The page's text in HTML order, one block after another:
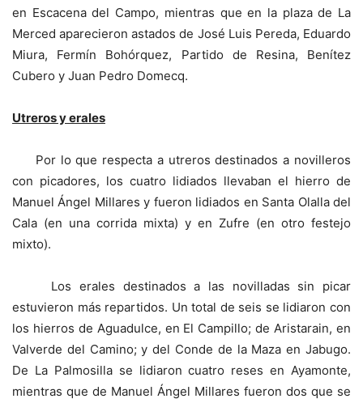
en Escacena del Campo, mientras que en la plaza de La
Merced aparecieron astados de José Luis Pereda, Eduardo
Miura, Fermín Bohórquez, Partido de Resina, Benítez
Cubero y Juan Pedro Domecq.
Utreros y erales
Por lo que respecta a utreros destinados a novilleros
con picadores, los cuatro lidiados llevaban el hierro de
Manuel Ángel Millares y fueron lidiados en Santa Olalla del
Cala (en una corrida mixta) y en Zufre (en otro festejo
mixto).
Los erales destinados a las novilladas sin picar
estuvieron más repartidos. Un total de seis se lidiaron con
los hierros de Aguadulce, en El Campillo; de Aristarain, en
Valverde del Camino; y del Conde de la Maza en Jabugo.
De La Palmosilla se lidiaron cuatro reses en Ayamonte,
mientras que de Manuel Ángel Millares fueron dos que se